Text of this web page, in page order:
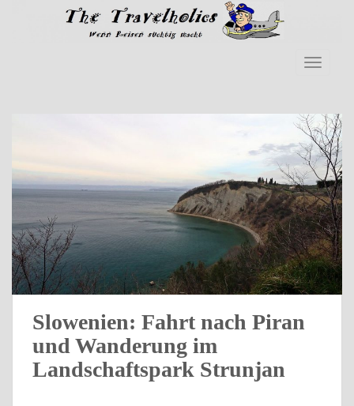
Skip to main content
Slowenien: Fahrt nach Piran
und Wanderung im
Landschaftspark Strunjan